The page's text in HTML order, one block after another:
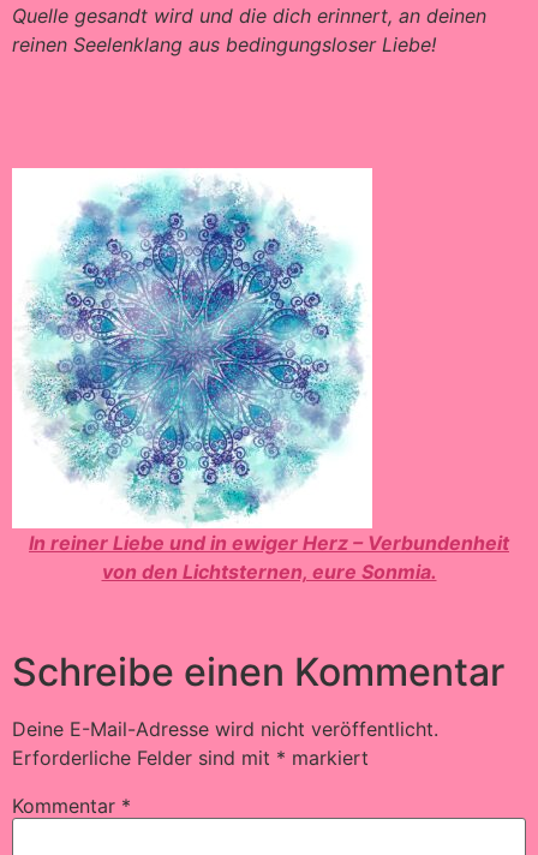
Quelle gesandt wird und die dich erinnert, an deinen
reinen Seelenklang aus bedingungsloser Liebe!
In reiner Liebe und in ewiger Herz – Verbundenheit
von den Lichtsternen, eure Sonmia.
Schreibe einen Kommentar
Deine E-Mail-Adresse wird nicht veröffentlicht.
Erforderliche Felder sind mit * markiert
Kommentar *